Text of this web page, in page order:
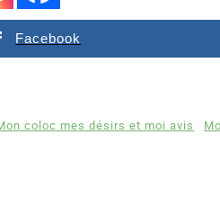
Facebook
coloc mes désirs et moi avis